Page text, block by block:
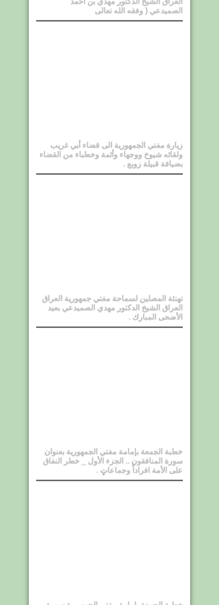
الصميدعي ( وفقه الله تعالى
زيارة مفتي الجمهورية الى قضاء أبي غريب
ولقائه شيوخ ووجهاء وأئمة وخطباء من القضاء
بضيافة قبيلة زوبع .
تهنئة المصلين لسماحة مفتي جمهورية العراق
العراق الشيخ الدكتور مهدي الصميدعي بعيد
الأضحى المبارك .
خطبة الجمعة بإمامة مفتي الجمهورية بعنوان
سورة المنافقون .. الجزء الأول _ خطر النفاق
على الأمة افراداً وجماعاتٍ .